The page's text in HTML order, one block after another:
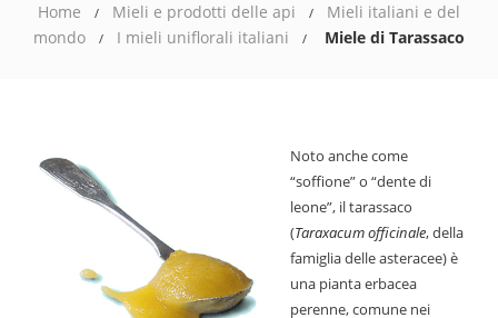
Home Mieli e prodotti delle api
Mieli italiani e del
mondo
I mieli uniflorali italiani Miele di Tarassaco
Noto anche come
“soffione” o “dente di
leone”, il tarassaco
(Taraxacum officinale, della
famiglia delle asteracee) è
una pianta erbacea
perenne, comune nei